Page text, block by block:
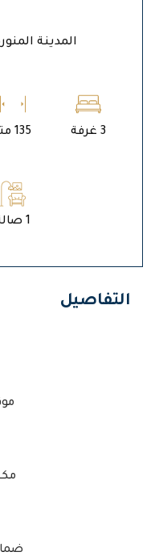
المدينة
3 غرفة 135 متر
1 صالة
التفاصيل